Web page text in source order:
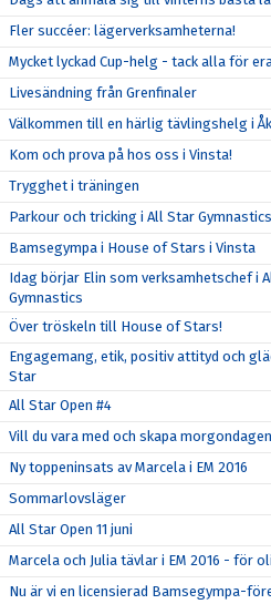
Fler succéer: lägerverksamheterna!
Mycket lyckad Cup-helg - tack alla för
Livesändning från Grenfinaler
Välkommen till en härlig tävlingshelg i
Kom och prova på hos oss i Vinsta!
Trygghet i träningen
Parkour och tricking i All Star
Bamsegympa i House of Stars i Vinsta
Idag börjar Elin som verksamhetschef i
Gymnastics
Över tröskeln till House of Stars!
Engagemang, etik, positiv attityd och
Star
All Star Open #4
Vill du vara med och skapa
Ny toppeninsats av Marcela i EM 2016
Sommarlovsläger
All Star Open 11 juni
Marcela och Julia tävlar i EM 2016 - för
Nu är vi en licensierad Bamsegympa-